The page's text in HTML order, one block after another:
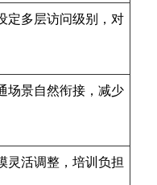
定多层访问级别，对
场景自然衔接，减少
灵活调整，培训负担